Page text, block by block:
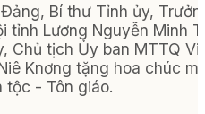
Bí thư Tỉnh ủy,
tỉnh Lương Nguyễn Minh
Chủ tịch Ủy ban MTTQ
Knơng tặng hoa chúc
tộc - Tôn giáo.